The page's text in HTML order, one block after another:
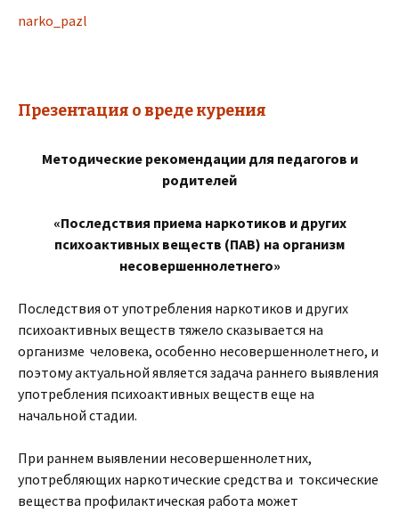
narko_pazl
Презентация о вреде курения
Методические рекомендации для педагогов и
родителей
«Последствия приема наркотиков и других
психоактивных веществ (ПАВ) на организм
несовершеннолетнего»
Последствия от употребления наркотиков и других
психоактивных веществ тяжело сказывается на
организме человека, особенно несовершеннолетнего, и
поэтому актуальной является задача раннего выявления
употребления психоактивных веществ еще на
начальной стадии.
При раннем выявлении несовершеннолетних,
употребляющих наркотические средства и токсические
вещества профилактическая работа может